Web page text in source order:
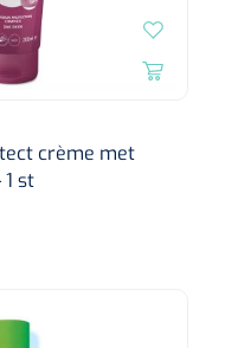
crème met
st